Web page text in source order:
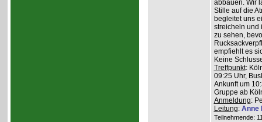
abbauen. Wir
Stille auf die
begleitet uns
streicheln und
zu sehen,
empfiehlt es
Keine
Treffpunkt:
09:25 Uhr,
Ankunft um
Gruppe ab
Anmeldung:
Leitung: Anne
Teilnehmende: